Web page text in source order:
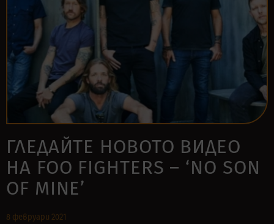
ГЛЕДАЙТЕ НОВОТО ВИДЕО
НА FOO FIGHTERS – ‘NO SON
OF MINE’
8 февруари 2021